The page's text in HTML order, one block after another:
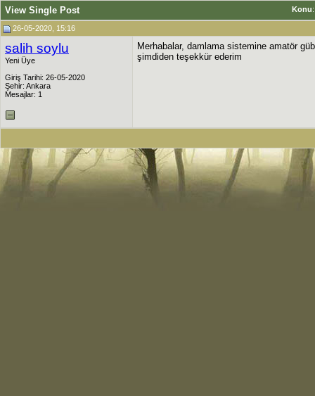
Konu
View Single Post
26-05-2020, 15:16
salih soylu
Yeni Üye
Giriş Tarihi: 26-05-2020
Şehir: Ankara
Mesajlar: 1
Merhabalar, damlama sistemine amatör
şimdiden teşekkür ederim